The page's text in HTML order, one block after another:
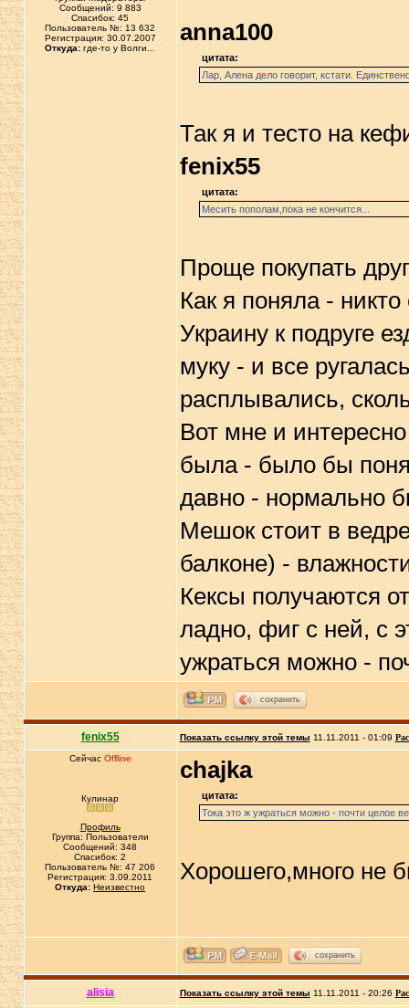
Сообщений: 9 883
Спасибок: 45
Пользователь №: 13 632
Регистрация: 30.07.2007
Откуда: где-то у Волги...
anna100
цитата:
Лар, Алена дело говорит, кстати.
Так я и тесто на
fenix55
цитата:
Месить пополам,пока не кончится...
Проще покупать
Как я поняла -
Украину к подруге
муку - и все
расплывались,
Вот мне и
была - было бы
давно - нормально
Мешок стоит в
балконе) -
Кексы получаются
ладно, фиг с ней, с
ужраться можно -
сохранить
fenix55 Показать ссылку этой темы 11.11.2011 - 01:09
Сейчас Offline
Кулинар
Профиль
Группа: Пользователи
Сообщений: 348
Спасибок: 2
Пользователь №: 47 206
Регистрация: 3.09.2011
Откуда: Неизвестно
chajka
цитата:
Тока это ж ужраться можно - почти целое
Хорошего,много не
сохранить
alisia Показать ссылку этой темы 11.11.2011 - 20:26